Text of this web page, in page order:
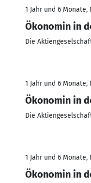
1 Jahr und 6 Monate,
Ökonomin in
Die
1 Jahr und 6 Monate,
Ökonomin in
Die
1 Jahr und 6 Monate,
Ökonomin in